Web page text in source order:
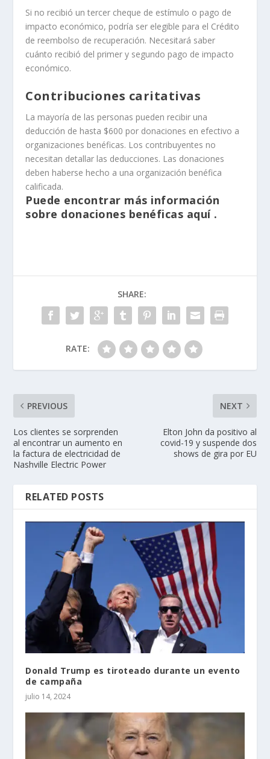
Si no recibió un tercer cheque de estímulo o pago de
impacto económico, podría ser elegible para el Crédito
de reembolso de recuperación. Necesitará saber
cuánto recibió del primer y segundo pago de impacto
económico.
Contribuciones caritativas
La mayoría de las personas pueden recibir una
deducción de hasta $600 por donaciones en efectivo a
organizaciones benéficas. Los contribuyentes no
necesitan detallar las deducciones. Las donaciones
deben haberse hecho a una organización benéfica
calificada.
Puede encontrar más información
sobre donaciones benéficas aquí.
SHARE:
RATE:
PREVIOUS
Los clientes se sorprenden
al encontrar un aumento en
la factura de electricidad de
Nashville Electric Power
NEXT
Elton John da positivo al
covid-19 y suspende dos
shows de gira por EU
RELATED POSTS
Donald Trump es tiroteado durante un evento
de campaña
julio 14, 2024